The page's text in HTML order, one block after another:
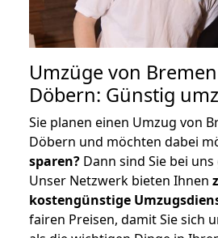
Umzüge von
Döbern: Günstig
Sie planen einen Umzug von
Döbern und möchten dabei
sparen? Dann sind Sie bei
Unser Netzwerk bieten Ihnen
kostengünstige
fairen Preisen, damit Sie sich